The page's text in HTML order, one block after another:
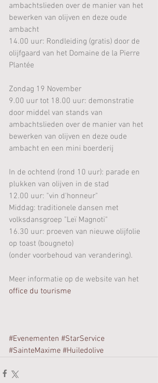
ambachtslieden over de manier van het
bewerken van olijven en deze oude
ambacht
14.00 uur: Rondleiding (gratis) door de
olijfgaard van het Domaine de la Pierre
Plantée
Zondag 19 November
9.00 uur tot 18.00 uur: demonstratie
door middel van stands van
ambachtslieden over de manier van het
bewerken van olijven en deze oude
ambacht en een mini boerderij
In de ochtend (rond 10 uur): parade en
plukken van olijven in de stad
12.00 uur: "vin d'honneur"
Middag: traditionele dansen met
volksdansgroep "Leï Magnoti"
16.30 uur: proeven van nieuwe olijfolie
op toast (bougneto)
(onder voorbehoud van verandering).
Meer informatie op de website van het
office du tourisme
#Evenementen #StarService
#SainteMaxime #Huiledolive